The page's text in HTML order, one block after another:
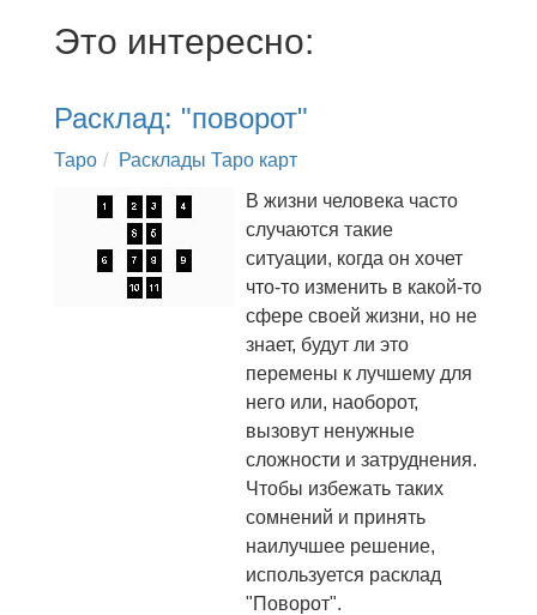
Это интересно:
Расклад: "поворот"
Таро
Расклады Таро карт
В жизни человека часто
случаются такие
ситуации, когда он хочет
что-то изменить в какой-то
сфере своей жизни, но не
знает, будут ли это
перемены к лучшему для
него или, наоборот,
вызовут ненужные
сложности и затруднения.
Чтобы избежать таких
сомнений и принять
наилучшее решение,
используется расклад
"Поворот".